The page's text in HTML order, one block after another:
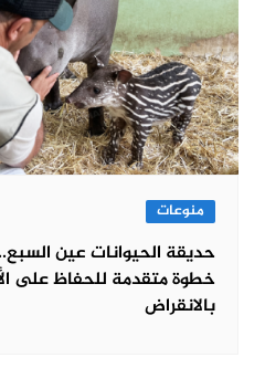
منوعات
حديقة الحيوانات عين السبع..
خطوة متقدمة للحفاظ على
بالانقراض